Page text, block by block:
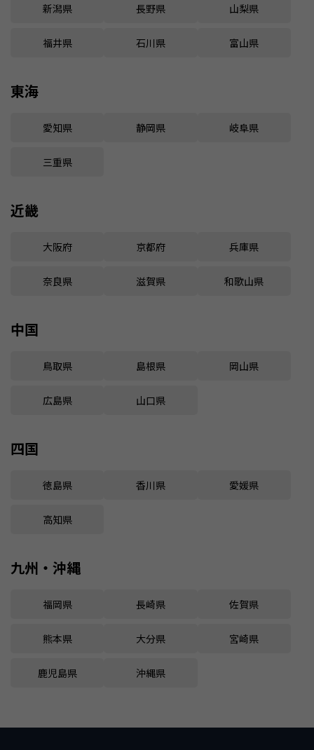
新潟県 長野県 山梨県
福井県 石川県 富山県
東海
愛知県 静岡県 岐阜県
三重県
近畿
大阪府 京都府 兵庫県
奈良県 滋賀県 和歌山県
中国
鳥取県 島根県 岡山県
広島県 山口県
四国
徳島県 香川県 愛媛県
高知県
九州・沖縄
福岡県 長崎県 佐賀県
熊本県 大分県 宮崎県
鹿児島県 沖縄県